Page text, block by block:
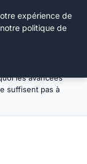
des
les avancées
suffisent pas à
expérience de
politique de